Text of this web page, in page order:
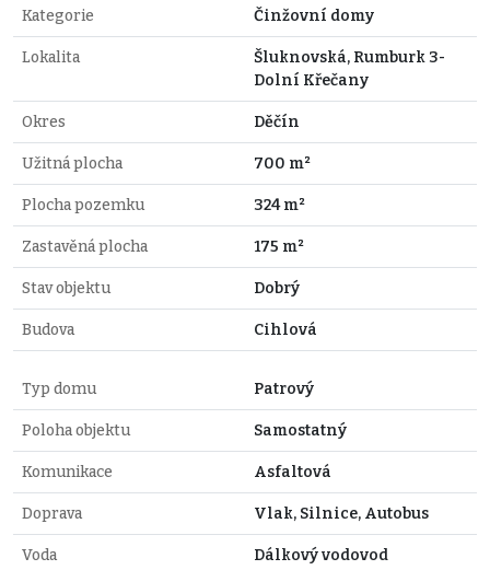
Kategorie Činžovní domy
Lokalita
Šluknovská, Rumburk 3-
Dolní Křečany
Okres Děčín
Užitná plocha 700 m²
Plocha pozemku 324 m²
Zastavěná plocha 175 m²
Stav objektu Dobrý
Budova Cihlová
Typ domu Patrový
Poloha objektu Samostatný
Komunikace Asfaltová
Doprava Vlak, Silnice, Autobus
Voda Dálkový vodovod